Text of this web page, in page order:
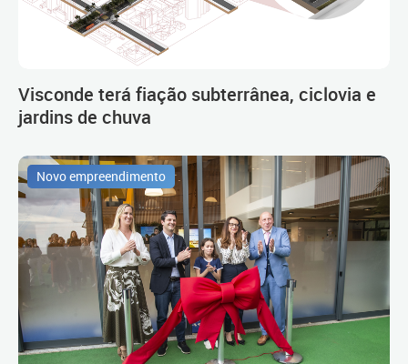
Visconde terá fiação subterrânea, ciclovia e
jardins de chuva
Novo empreendimento